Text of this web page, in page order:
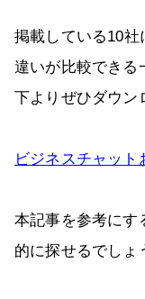
掲載している10
違いが比較できる
下よりぜひダウン
ビジネスチャット
本記事を参考にす
的に探せるでしょ